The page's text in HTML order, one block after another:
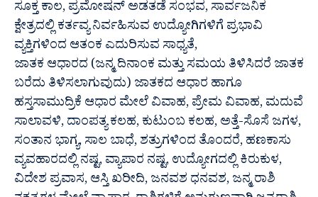
ಸೂಕ್ತ ಕಾಲ, ಪ್ರಮೋಷನ್ ಅಡತಡೆ ಸಂಭವ, ಸಾರ್ವಜನಿಕ
ಕ್ಷೇತ್ರದಲ್ಲಿ ಕರ್ತವ್ಯ ನಿರ್ವಹಿಸುವ ಉದ್ಯೋಗಿಗಳಿಗೆ ಪ್ರಭಾವಿ
ವ್ಯಕ್ತಿಗಳಿಂದ ಆತಂಕ ಎದುರಿಸುವ ಸಾಧ್ಯತೆ,
ಜಾತಕ ಆಧಾರದ (ಜನ್ಮ ದಿನಾಂಕ ಮತ್ತು ಸಮಯ ತಿಳಿಸಿದರೆ ಜಾತಕ
ಬರೆದು ತಿಳಿಸಲಾಗುವುದು) ಜಾತಕದ ಆಧಾರ ಹಾಗೂ
ಹಸ್ತಸಾಮುದ್ರಿಕೆ ಆಧಾರ ಮೇಲೆ ವಿವಾಹ, ಪ್ರೇಮ ವಿವಾಹ, ಮದುವೆ
ಸಾಲಾವಳಿ, ದಾಂಪತ್ಯ ಕಲಹ, ಕುಟುಂಬ ಕಲಹ, ಅತ್ತೆ-ಸೊಸೆ ಜಗಳ,
ಸಂತಾನ ಭಾಗ್ಯ, ಸಾಲ ಬಾಧೆ, ಶತ್ರುಗಳಿಂದ ತೊಂದರೆ, ಹಣಕಾಸು
ವ್ಯವಹಾರದಲ್ಲಿ ನಷ್ಟ, ವ್ಯಾಪಾರ ನಷ್ಟ, ಉದ್ಯೋಗದಲ್ಲಿ ಕಿರುಕುಳ,
ವಿದೇಶ ಪ್ರವಾಸ, ಆಸ್ತಿ ಖರೀದಿ, ಜನವಶ ಧನವಶ, ಜನ್ಮ ರಾಶಿ